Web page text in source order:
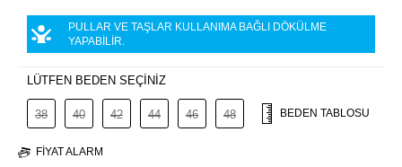
PULLAR VE TAŞLAR KULLANIMA BAĞLI DÖKÜLME
YAPABİLİR.
LÜTFEN BEDEN SEÇİNİZ
38 40 42 44 46 48 BEDEN TABLOSU
FIYAT ALARM